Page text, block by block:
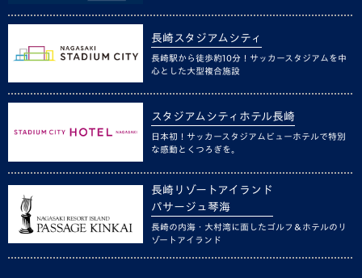
長崎スタジアムシティ
長崎駅から徒歩約10分！サッカースタジアムを中
心とした大型複合施設
スタジアムシティホテル長崎
日本初！サッカースタジアムビューホテルで特別
な感動とくつろぎを。
長崎リゾートアイランド
パサージュ琴海
長崎の内海・大村湾に面したゴルフ＆ホテルのリ
ゾートアイランド